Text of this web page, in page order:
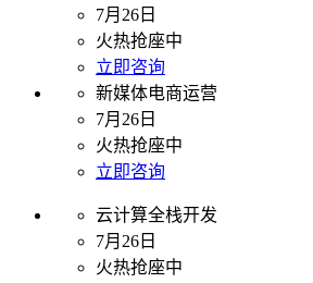
7月26日
火热抢座中
立即咨询
新媒体电商运营
7月26日
火热抢座中
立即咨询
云计算全栈开发
7月26日
火热抢座中